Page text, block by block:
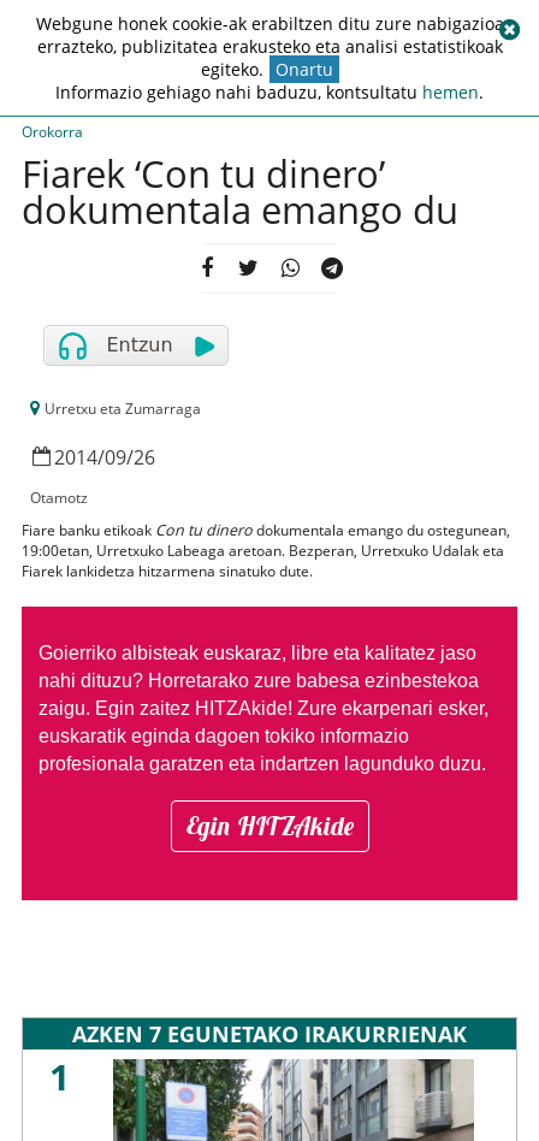
Orokorra
Fiarek ‘Con tu dinero’
dokumentala emango du
Urretxu eta Zumarraga
2014/09/26
Otamotz
Fiare banku etikoak Con tu dinerodokumentala emango du ostegunean,
19:00etan, Urretxuko Labeaga aretoan. Bezperan, Urretxuko Udalak eta
Fiarek lankidetza hitzarmena sinatuko dute.
Goierriko albisteak euskaraz, libre eta kalitatez jaso
nahi dituzu? Horretarako zure babesa ezinbestekoa
zaigu. Egin zaitez HITZAkide! Zure ekarpenari esker,
euskaratik eginda dagoen tokiko informazio
profesionala garatzen eta indartzen lagunduko duzu.
Egin HITZAkide
AZKEN 7 EGUNETAKO IRAKURRIENAK
1
Webgune honek cookie-ak erabiltzen ditu zure nabigazioa
errazteko, publizitatea erakusteko eta analisi estatistikoak
egiteko. Onartu
Informazio gehiago nahi baduzu, kontsultatu hemen.